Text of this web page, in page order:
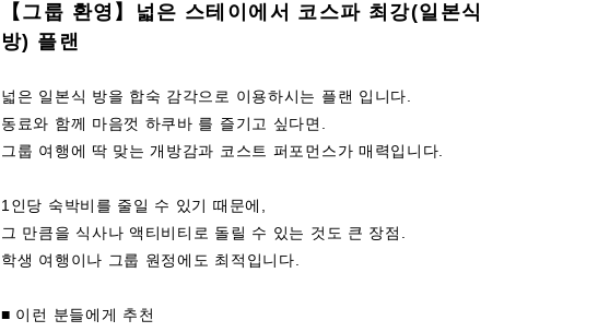
【그룹 환영】넓은 스테이에서 코스파 최강(일본식
방) 플랜
넓은 일본식 방을 합숙 감각으로 이용하시는 플랜 입니다.
동료와 함께 마음껏 하쿠바 를 즐기고 싶다면.
그룹 여행에 딱 맞는 개방감과 코스트 퍼포먼스가 매력입니다.
1인당 숙박비를 줄일 수 있기 때문에,
그 만큼을 식사나 액티비티로 돌릴 수 있는 것도 큰 장점.
학생 여행이나 그룹 원정에도 최적입니다.
■ 이런 분들에게 추천